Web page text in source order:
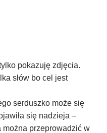
pokazuję zdjęcia.
słów bo cel jest
serduszko może się
się nadzieja –
przeprowadzić w